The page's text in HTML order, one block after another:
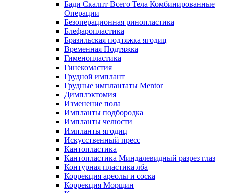
Бади Скалпт Всего Тела Комбинированные
Операции
Безоперационная ринопластика
Блефаропластика
Бразильская подтяжка ягодиц
Временная Подтяжка
Гименопластика
Гинекомастия
Грудной имплант
Грудные имплантаты Mentor
Димплэктомия
Изменение пола
Импланты подбородка
Импланты челюсти
Импланты ягодиц
Искусственный пресс
Кантопластика
Кантопластика Миндалевидный разрез глаз
Контурная пластика лба
Коррекция ареолы и соска
Коррекция Морщин